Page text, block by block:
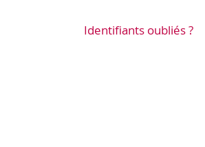
Identifiants oubliés ?